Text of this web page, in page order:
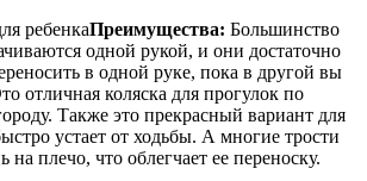
Преимущества: Большинство
одной рукой, и они достаточно
в одной руке, пока в другой вы
отличная коляска для прогулок по
Также это прекрасный вариант для
устает от ходьбы. А многие трости
плечо, что облегчает ее переноску.